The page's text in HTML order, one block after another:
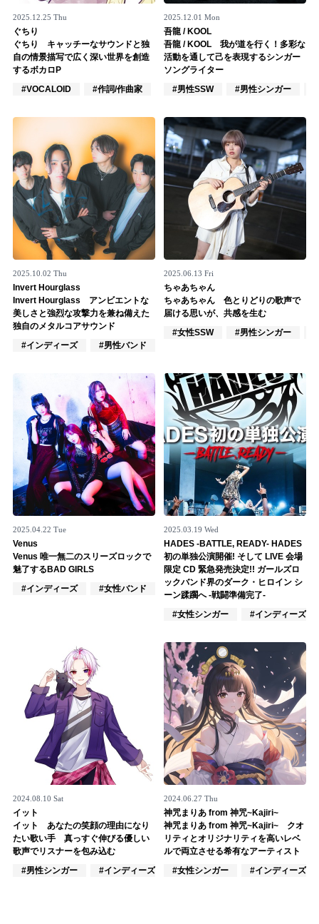
2025.12.25 Thu
ぐちり
ぐちり キャッチーなサウンドと独
自の情景描写で広く深い世界を創造
するボカロP
#VOCALOID
#作詞/作曲家 #DJ
2025.12.01 Mon
吾龍 / KOOL
吾龍 / KOOL 我が道を行く！多彩な
活動を通して己を表現するシンガー
ソングライター
#男性SSW
#男性シンガー
2025.10.02 Thu
Invert Hourglass
Invert Hourglass アンビエントな
美しさと強烈な攻撃力を兼ね備えた
独自のメタルコアサウンド
#インディーズ
#男性バンド
2025.06.13 Fri
ちゃあちゃん
ちゃあちゃん 色とりどりの歌声で
届ける思いが、共感を生む
#女性SSW
#男性シンガー
2025.04.22 Tue
Venus
Venus 唯一無二のスリーズロックで
魅了するBAD GIRLS
#インディーズ
#女性バンド #ロック
2025.03.19 Wed
HADES -BATTLE, READY- HADES
初の単独公演開催! そして LIVE 会場
限定 CD 緊急発売決定!! ガールズロ
ックバンド界のダーク・ヒロイン シ
ーン蹂躙へ -戦闘準備完了-
#女性シンガー
#インディーズ
2024.08.10 Sat
イット
イット あなたの笑顔の理由になり
たい歌い手 真っすぐ伸びる優しい
歌声でリスナーを包み込む
#男性シンガー
#インディーズ #男性アイドル
2024.06.27 Thu
神咒まりあ from 神咒~Kajiri~
神咒まりあ from 神咒~Kajiri~ クオ
リティとオリジナリティを高いレベ
ルで両立させる希有なアーティスト
#女性シンガー
#インディーズ